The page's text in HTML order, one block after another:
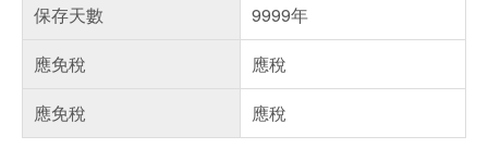
保存天數
9999年
應免稅
應稅
應免稅
應稅